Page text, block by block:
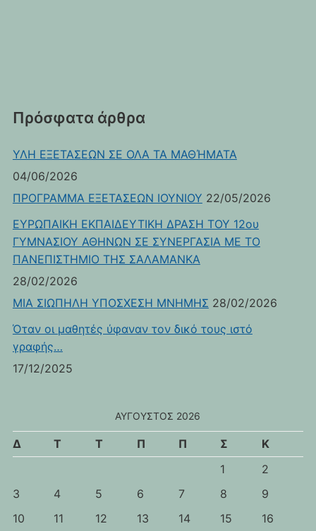
Πρόσφατα άρθρα
ΥΛΗ ΕΞΕΤΑΣΕΩΝ ΣΕ ΟΛΑ ΤΑ ΜΑΘΉΜΑΤΑ
04/06/2026
ΠΡΟΓΡΑΜΜΑ ΕΞΕΤΑΣΕΩΝ ΙΟΥΝΙΟΥ 22/05/2026
ΕΥΡΩΠΑΙΚΗ ΕΚΠΑΙΔΕΥΤΙΚΗ ΔΡΑΣΗ ΤΟΥ 12ου
ΓΥΜΝΑΣΙΟΥ ΑΘΗΝΩΝ ΣΕ ΣΥΝΕΡΓΑΣΙΑ ΜΕ ΤΟ
ΠΑΝΕΠΙΣΤΗΜΙΟ ΤΗΣ ΣΑΛΑΜΑΝΚΑ
28/02/2026
ΜΙΑ ΣΙΩΠΗΛΗ ΥΠΟΣΧΕΣΗ ΜΝΗΜΗΣ 28/02/2026
Όταν οι μαθητές ύφαναν τον δικό τους ιστό
γραφής…
17/12/2025
ΑΎΓΟΥΣΤΟΣ 2026
Δ Τ Τ Π Π Σ
Κ
1
2
3
4 5 6 7 8
9
10
11 12 13 14 15
16